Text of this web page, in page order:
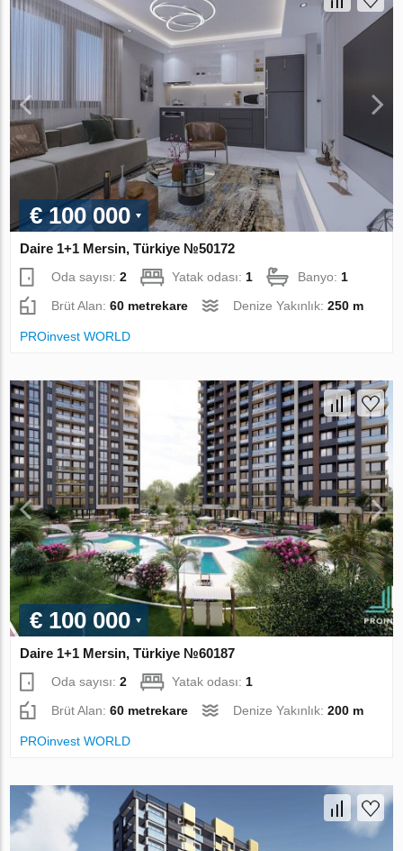
€ 100 000
Daire 1+1 Mersin, Türkiye №50172
Oda sayısı:2 Yatak odası: 1 Banyo: 1
Brüt Alan:60 metrekare Denize Yakınlık:250 m
PROinvest WORLD
€ 100 000
Daire 1+1 Mersin, Türkiye №60187
Oda sayısı:2 Yatak odası: 1
Brüt Alan:60 metrekare Denize Yakınlık:200 m
PROinvest WORLD